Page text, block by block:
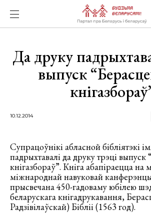
Да друку
выпуск
10.12.2014
Супрацоўнікі абласной бібліятэкі
падрыхтавалі да друку трэці выпуск
кнігазбораў”. Кніга абапіраецца на
міжнароднай навуковай
прысвечана 450-гадоваму юбілею
беларускага кнігадрукавання,
Радзівілаўскай) Бібліі (1563 год).